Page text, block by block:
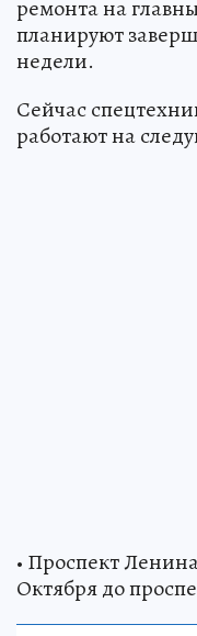
ремонта на
планируют
недели.
Сейчас
работают на
• Проспект
Октября до